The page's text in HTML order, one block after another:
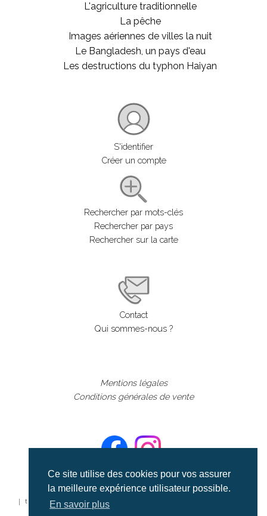
Ce site utilise des cookies pour vos assurer
la meilleure expérience utilisateur possible.
En savoir plus
L'agriculture traditionnelle
La pêche
Images aériennes de villes la nuit
Le Bangladesh, un pays d'eau
Les destructions du typhon Haiyan
S'identifier
Créer un compte
Rechercher par mots-clés
Rechercher par pays
Rechercher sur la carte
Contact
Qui sommes-nous ?
Mentions légales
Conditions générales de vente
©aerialcollection marque déposée 2024
| tous droits réservés | aerialcollection.fr banque d'images
aériennes et documentaires video et cinéma |